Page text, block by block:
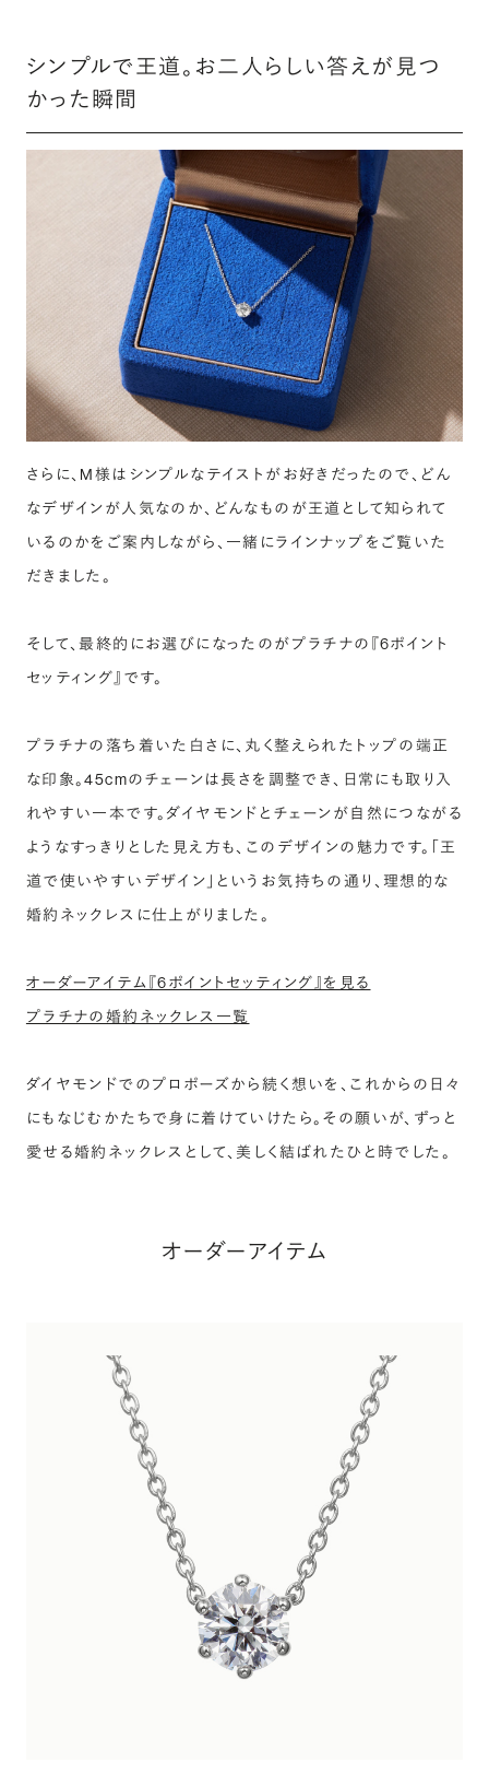
シンプルで王道。お二人らしい答えが見つ
かった瞬間
さらに、M様はシンプルなテイストがお好きだったので、どん
なデザインが人気なのか、どんなものが王道として知られて
いるのかをご案内しながら、一緒にラインナップをご覧いた
だきました。
そして、最終的にお選びになったのがプラチナの『6ポイント
セッティング』です。
プラチナの落ち着いた白さに、丸く整えられたトップの端正
な印象。45cmのチェーンは長さを調整でき、日常にも取り入
れやすい一本です。ダイヤモンドとチェーンが自然につながる
ようなすっきりとした見え方も、このデザインの魅力です。「王
道で使いやすいデザイン」というお気持ちの通り、理想的な
婚約ネックレスに仕上がりました。
オーダーアイテム『6ポイントセッティング』を見る
プラチナの婚約ネックレス一覧
ダイヤモンドでのプロポーズから続く想いを、これからの日々
にもなじむかたちで身に着けていけたら。その願いが、ずっと
愛せる婚約ネックレスとして、美しく結ばれたひと時でした。
オーダーアイテム